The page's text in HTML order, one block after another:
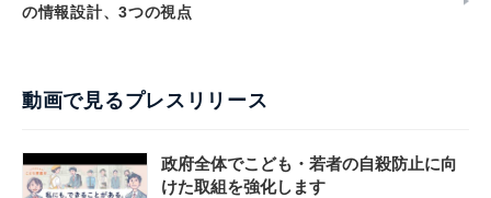
の情報設計、3つの視点
動画で見るプレスリリース
政府全体でこども・若者の自殺防止に向
けた取組を強化します